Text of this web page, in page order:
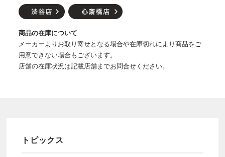
商品の在庫について
メーカーよりお取り寄せとなる場合や在庫切れにより商品をご
用意できない場合もございます。
店舗の在庫状況は記載店舗までお問合せください。
トピックス